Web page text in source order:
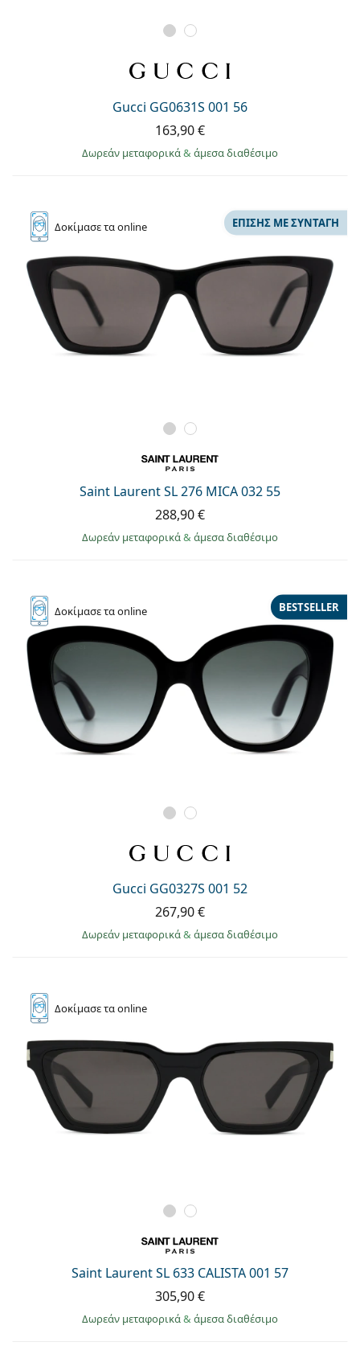
Gucci GG0631S 001 56
163,90 €
Δωρεάν μεταφορικά& άμεσα διαθέσιμο
Δοκίμασετα online
Saint Laurent SL 276 MICA 032 55
ΕΠΊΣΗΣ ΜΕ ΣΥΝΤΑΓΉ
288,90 €
Δωρεάν μεταφορικά & άμεσα διαθέσιμο
Δοκίμασετα online
Gucci GG0327S 001 52
BESTSELLER
267,90 €
Δωρεάν μεταφορικά& άμεσα διαθέσιμο
Δοκίμασετα online
Saint Laurent SL 633 CALISTA 001 57
305,90 €
Δωρεάν μεταφορικά& άμεσα διαθέσιμο